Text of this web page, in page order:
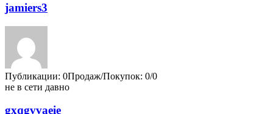
jamiers3
Публикации: 0Продаж/Покупок: 0/0
не в сети давно
gxqgvvaeie